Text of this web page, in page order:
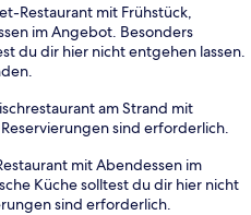
Restaurant mit Frühstück,
im Angebot. Besonders
du dir hier nicht entgehen lassen.
am Strand mit
sind erforderlich.
mit Abendessen im
Küche solltest du dir hier nicht
sind erforderlich.